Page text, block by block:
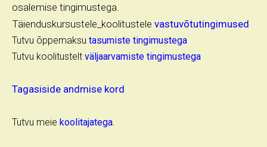
osalemise tingimustega.
Täienduskursustele_koolitustele vastuvõtutingimused
Tutvu õppemaksu tasumiste tingimustega
Tutvu koolitustelt väljaarvamiste tingimustega
Tagasiside andmise kord
Tutvu meie koolitajatega.